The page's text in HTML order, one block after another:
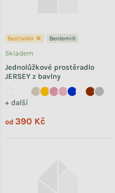
Bestseller ☆ Benlemi®
Jednolůžkové prostěradlo
JERSEY z bavlny
+ další
Skladem
od 390 Kč